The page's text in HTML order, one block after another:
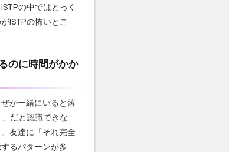
の中ではとっく
ISTPの怖いとこ
のに時間がかか
か一緒にいると落
だと認識できな
友達に「それ完全
るパターンが多